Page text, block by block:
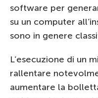
software per
su un computer
sono in genere
L’esecuzione di un
rallentare
aumentare la